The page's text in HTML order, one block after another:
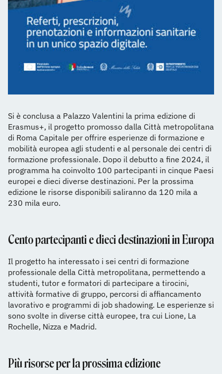
Si è conclusa a Palazzo Valentini la prima edizione di
Erasmus+, il progetto promosso dalla Città metropolitana
di Roma Capitale per offrire esperienze di formazione e
mobilità europea agli studenti e al personale dei centri di
formazione professionale. Dopo il debutto a fine 2024, il
programma ha coinvolto 100 partecipanti in cinque Paesi
europei e dieci diverse destinazioni. Per la prossima
edizione le risorse disponibili saliranno da 120 mila a
230 mila euro.
Cento partecipanti e dieci destinazioni in Europa
Il progetto ha interessato i sei centri di formazione
professionale della Città metropolitana, permettendo a
studenti, tutor e formatori di partecipare a tirocini,
attività formative di gruppo, percorsi di affiancamento
lavorativo e programmi di job shadowing. Le esperienze si
sono svolte in diverse città europee, tra cui Lione, La
Rochelle, Nizza e Madrid.
Più risorse per la prossima edizione